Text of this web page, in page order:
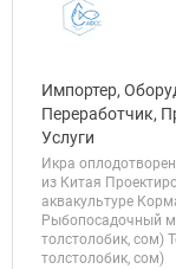
Импортер,
Переработчик,
Услуги
Икра
из Китая
аквакультуре
Рыбопосадочный
толстолобик, сом)
толстолобик, сом)